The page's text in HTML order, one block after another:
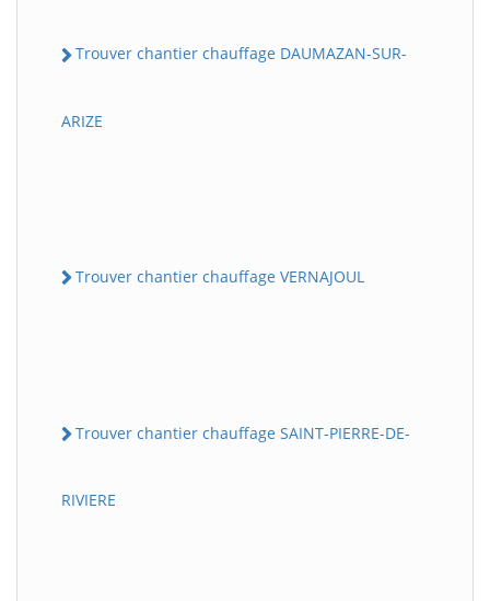
Trouver chantier chauffage DAUMAZAN-SUR-
ARIZE
Trouver chantier chauffage VERNAJOUL
Trouver chantier chauffage SAINT-PIERRE-DE-
RIVIERE